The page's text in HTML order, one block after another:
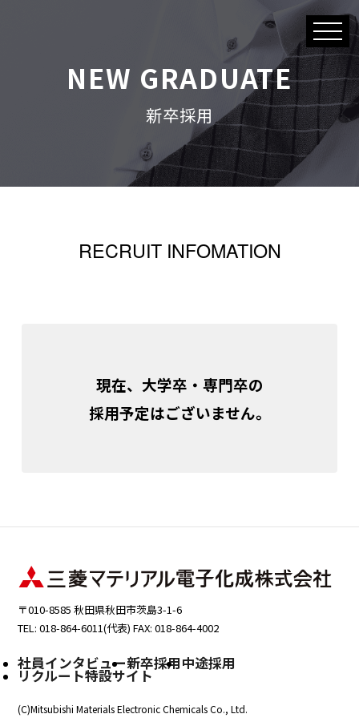
NEW GRADUATE
新卒採用
RECRUIT INFOMATION
現在、大学卒・専門卒の
採用予定はございません。
〒010-8585 秋田県秋田市茨島3-1-6
TEL: 018-864-6011(代表) FAX: 018-864-4002
社員インタビュー新卒採用中途採用
リクルート特設サイト
(C)Mitsubishi Materials Electronic Chemicals Co., Ltd.